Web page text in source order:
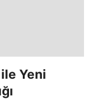
Yeni